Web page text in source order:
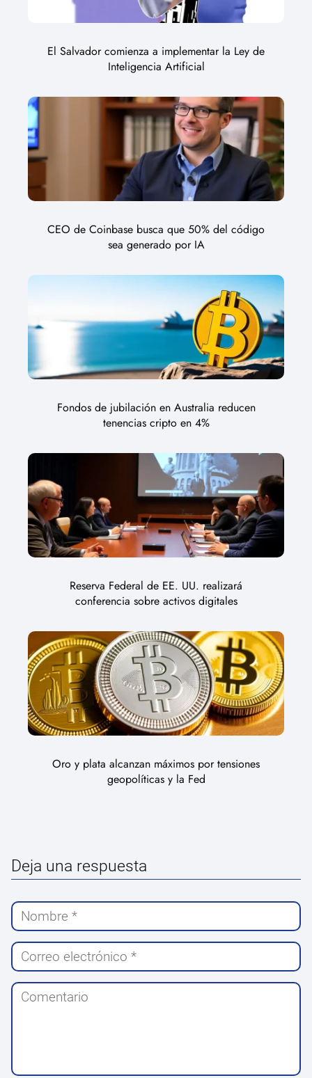
El Salvador comienza a implementar la Ley de
Inteligencia Artificial
CEO de Coinbase busca que 50% del código
sea generado por IA
Fondos de jubilación en Australia reducen
tenencias cripto en 4%
Reserva Federal de EE. UU. realizará
conferencia sobre activos digitales
Oro y plata alcanzan máximos por tensiones
geopolíticas y la Fed
Deja una respuesta